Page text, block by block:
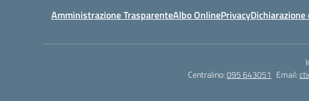
Amministrazione TrasparenteAlbo OnlinePrivacy
Centralino:095 643051 Email: